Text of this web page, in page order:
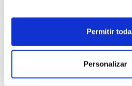
Permitir
Personalizar